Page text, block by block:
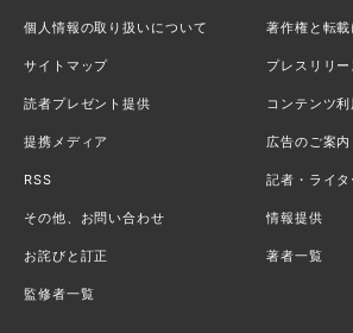
個人情報の取り扱いについて 著作権と転
サイトマップ プレスリリ
読者プレゼント提供 コンテンツ
提携メディア 広告のご案内
RSS 記者・ライ
その他、お問い合わせ 情報提供
お詫びと訂正 著者一覧
監修者一覧